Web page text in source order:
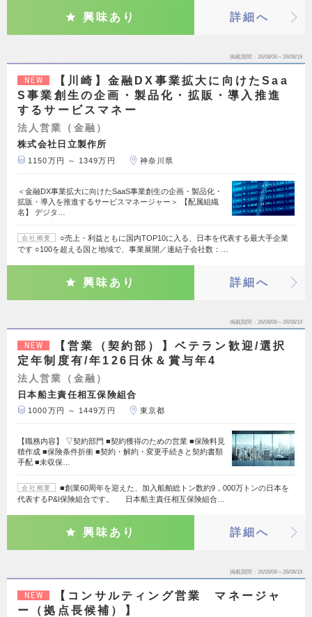
興味あり 詳細へ
掲載期間 26/08/06～26/08/19
NEW
【川崎】金融DX事業拡大に向けたSaa
S事業創生の企画・製品化・拡販・導入推進
するサービスマネー
法人営業（金融）
株式会社日立製作所
1150万円 ～ 1349万円 神奈川県
＜金融DX事業拡大に向けたSaaS事業創生の企画・製品化・
拡販・導入を推進するサービスマネージャー＞ 【配属組織
名】 デジタ…
会社概要
○売上・利益ともに国内TOP10に入る、日本を代表する最大手企業
です ○100を超える国と地域で、事業展開／連結子会社数：…
興味あり 詳細へ
掲載期間 26/08/06～26/08/19
NEW
【営業（契約部）】ベテラン歓迎/選択
定年制度有/年126日休＆賞与年4
法人営業（金融）
日本船主責任相互保険組合
1000万円 ～ 1449万円 東京都
【職務内容】 ▽契約部門 ■契約獲得のための営業 ■保険料見
積作成 ■保険条件折衝 ■契約・解約・変更手続きと契約書類
手配 ■未収保…
会社概要
■創業60周年を迎えた、加入船舶総トン数約9，000万トンの日本を
代表するP&I保険組合です。 日本船主責任相互保険組合…
興味あり 詳細へ
掲載期間 26/08/06～26/08/19
NEW
【コンサルティング営業 マネージャ
ー（拠点長候補）】